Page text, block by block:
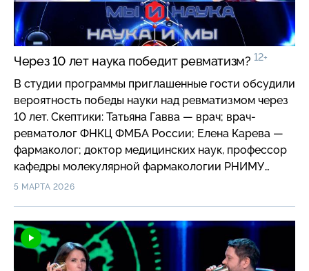
Через 10 лет наука победит ревматизм? 12+
В студии программы приглашенные гости обсудили
вероятность победы науки над ревматизмом через
10 лет. Скептики: Татьяна Гавва — врач; врач-
ревматолог ФНКЦ ФМБА России; Елена Карева —
фармаколог; доктор медицинских наук, профессор
кафедры молекулярной фармакологии РНИМУ
имени Н. И. Пирогова. Оптимисты: Александр
Тарасова — врач общей практики; врач-ревматолог
клиники медскан Hadassah в Сколково,
международный эксперт.
5 МАРТА 2026